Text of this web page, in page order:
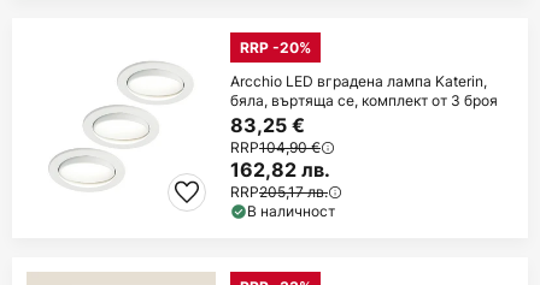
RRP -20%
Arcchio LED вградена лампа Katerin,
бяла, въртяща се, комплект от 3 броя
83,25 €
RRP104,90 €
162,82 лв.
RRP205,17 лв.
В наличност